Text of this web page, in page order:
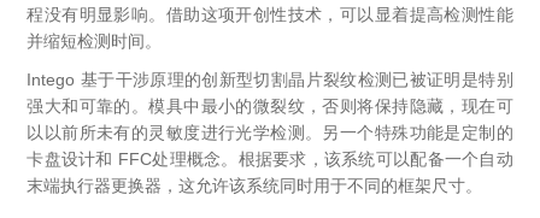
TLM
Others
离子注入设备
快速热处理设备
外延设备
硅片硅块厚度
X射线形貌仪
薄膜铌酸锂
相位调制器
TLM配件
Sinton Instruments 配件
标准样品（光伏）
等离子体局部废气处理设备
精密电子秤
激光尘埃粒子计数器
程没有明显影响。借助这项开创性技术，可以显着提高检测性能
并缩短检测时间。
Intego 基于干涉原理的创新型切割晶片裂纹检测已被证明是特别
强大和可靠的。模具中最小的微裂纹，否则将保持隐藏，现在可
以以前所未有的灵敏度进行光学检测。另一个特殊功能是定制的
卡盘设计和 FFC处理概念。根据要求，该系统可以配备一个自动
末端执行器更换器，这允许该系统同时用于不同的框架尺寸。